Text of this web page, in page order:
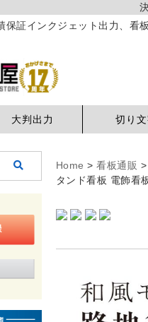
保証インクジェット出力、看
大判出力 切り
Home > 看板通販 >
タンド看板 電飾看